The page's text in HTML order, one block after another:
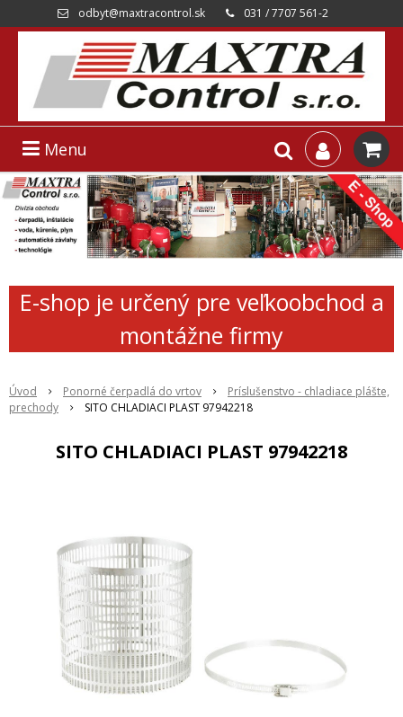
odbyt@maxtracontrol.sk 031 / 7707 561-2
Menu
E-shop je určený pre veľkoobchod a
montážne firmy
Úvod Ponorné čerpadlá do vrtov
Príslušenstvo - chladiace plášte,
prechody
SITO CHLADIACI PLAST 97942218
SITO CHLADIACI PLAST 97942218